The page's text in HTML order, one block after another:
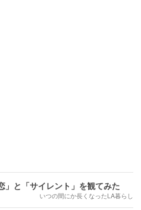
」と「サイレント」を観てみた
いつの間にか長くなったLA暮らし